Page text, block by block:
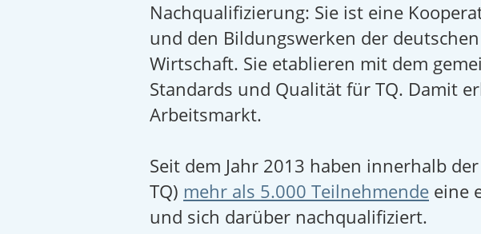
Nachqualifizierung: Sie ist eine
und den Bildungswerken der
Wirtschaft. Sie etablieren mit dem
Standards und Qualität für TQ. Damit
Arbeitsmarkt.
Seit dem Jahr 2013 haben innerhalb der
TQ) mehr als 5.000 Teilnehmende eine
und sich darüber nachqualifiziert.